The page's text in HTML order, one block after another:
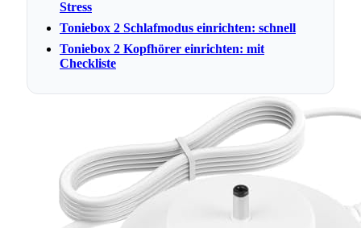
Stress
Toniebox 2 Schlafmodus einrichten: schnell
Toniebox 2 Kopfhörer einrichten: mit
Checkliste